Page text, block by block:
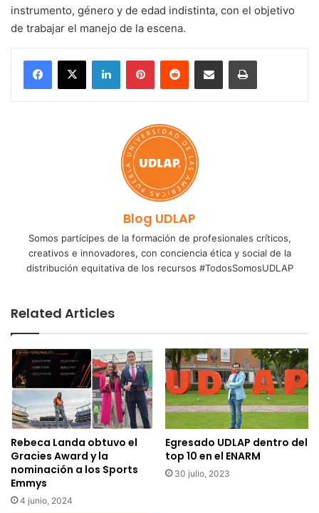
instrumento, género y de edad indistinta, con el objetivo
de trabajar el manejo de la escena.
LinkedInPinterestReddit Share via Email Print
Blog UDLAP
Somos partícipes de la formación de profesionales críticos,
creativos e innovadores, con conciencia ética y social de la
distribución equitativa de los recursos #TodosSomosUDLAP
Related Articles
Rebeca Landa obtuvo el
Gracies Award y la
nominación a los Sports
Emmys
4 junio, 2024
Egresado UDLAP dentro del
top 10 en el ENARM
30 julio, 2023